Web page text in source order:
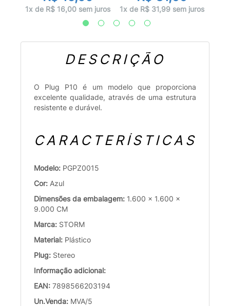
1x de R$ 16,00 sem juros 1x de R$ 31,99 sem juros
DESCRIÇÃO
O Plug P10 é um modelo que proporciona
excelente qualidade, através de uma estrutura
resistente e durável.
CARACTERÍSTICAS
Modelo: PGPZ0015
Cor: Azul
Dimensões da embalagem: 1.600 x 1.600 x
9.000 CM
Marca: STORM
Material: Plástico
Plug: Stereo
Informação adicional:
EAN: 7898566203194
Un.Venda: MVA/5